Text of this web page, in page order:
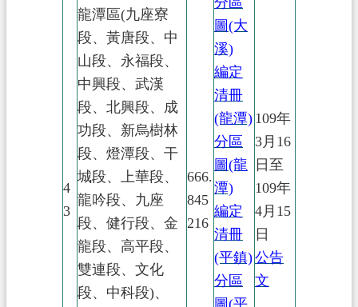
4
3
龍潭區(九座寮
段、黃唐段、中
山段、永福段、
中興段、武漢
段、北興段、成
功段、新烏樹林
段、燈潭段、干
城段、上華段、
龍吟段、九座
段、健行段、金
龍段、高平段、
雙連段、文化
段、中科段)、
666.
845
216
圖(大
溪)
編定
清冊
(龍潭)
分區
圖(龍
潭)
編定
清冊
(平鎮)
分區
109年
3月16
日至
109年
4月15
日
公告
文